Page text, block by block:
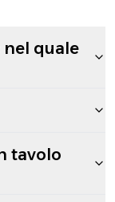
quale
tavolo